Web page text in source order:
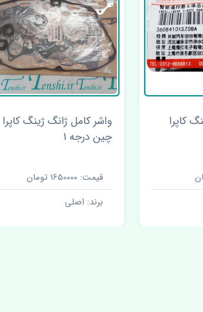
کاپرا
واشر کامل ژانگ ژینگ کاپرا
چین درجه 1
قیمت: 1650000 تومان
برند: اصلی